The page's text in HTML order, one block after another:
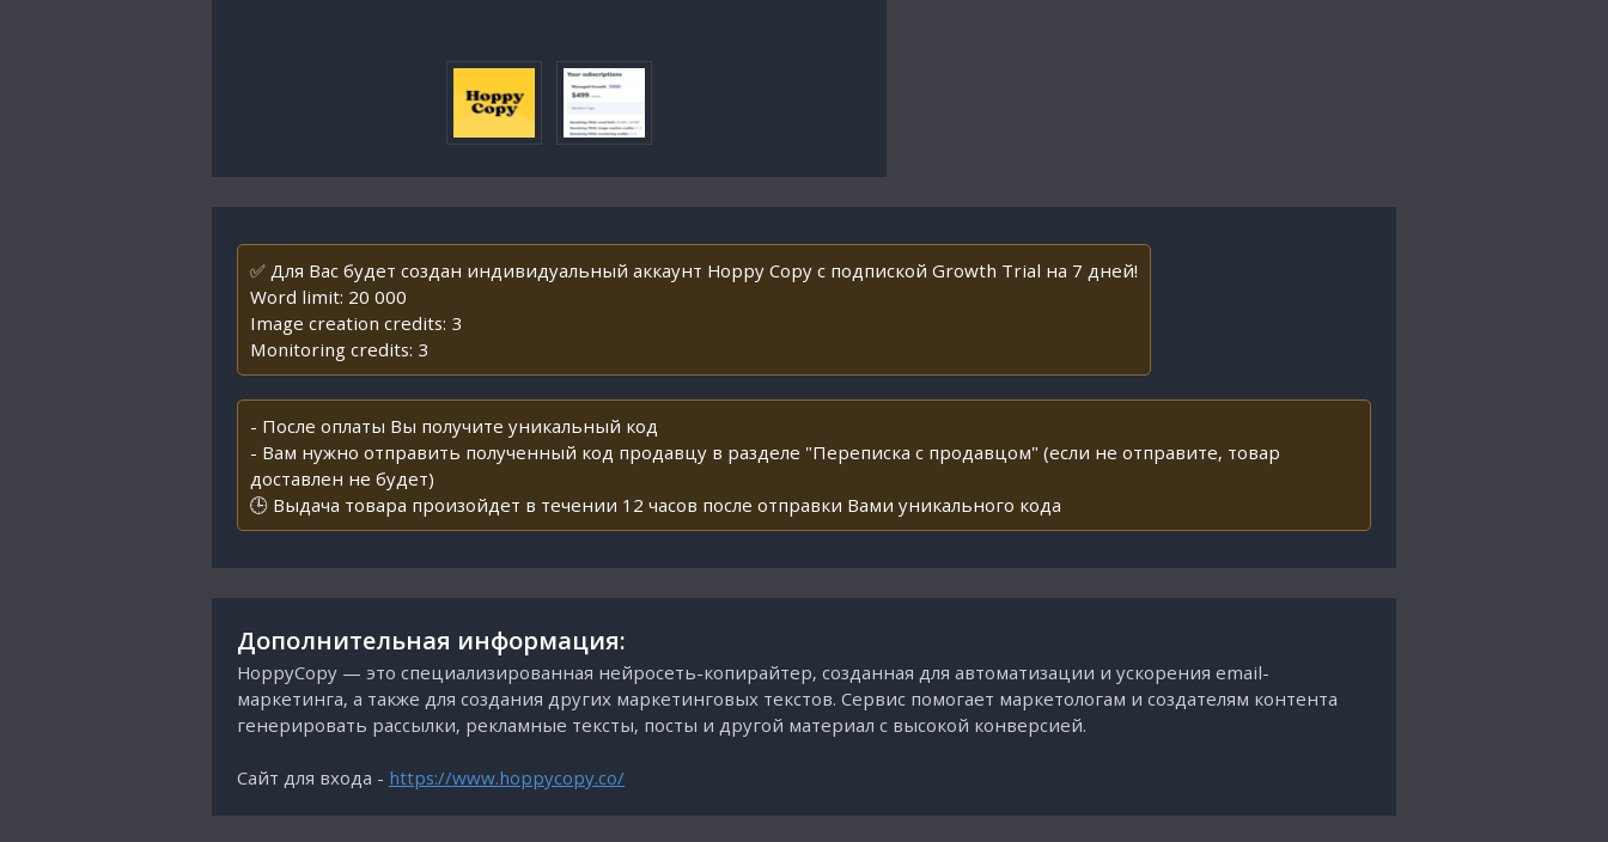
✅ Для Вас будет создан индивидуальный аккаунт Hoppy Copy с подпиской Growth Trial на 7 дней!
Word limit: 20 000
Image creation credits: 3
Monitoring credits: 3
- После оплаты Вы получите уникальный код
- Вам нужно отправить полученный код продавцу в разделе "Переписка с продавцом" (если не отправите, товар
доставлен не будет)
🕒 Выдача товара произойдет в течении 12 часов после отправки Вами уникального кода
Дополнительная информация:
HoppyCopy — это специализированная нейросеть-копирайтер, созданная для автоматизации и ускорения email-
маркетинга, а также для создания других маркетинговых текстов. Сервис помогает маркетологам и создателям контента
генерировать рассылки, рекламные тексты, посты и другой материал с высокой конверсией.
Сайт для входа - https://www.hoppycopy.co/